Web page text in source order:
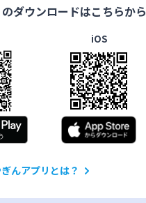
ダウンロードはこちらから
iOS
んアプリとは？